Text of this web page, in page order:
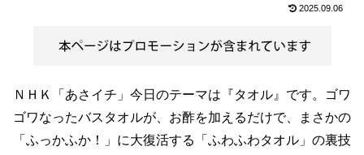
2025.09.06
ＮＨＫ「あさイチ」今日のテーマは『タオル』です。ゴワ
ゴワなったバスタオルが、お酢を加えるだけで、まさかの
「ふっかふか！」に大復活する「ふわふわタオル」の裏技